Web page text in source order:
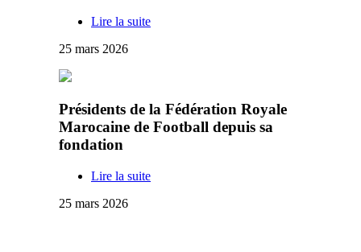
Lire la suite
25 mars 2026
Présidents de la Fédération Royale
Marocaine de Football depuis sa
fondation
Lire la suite
25 mars 2026